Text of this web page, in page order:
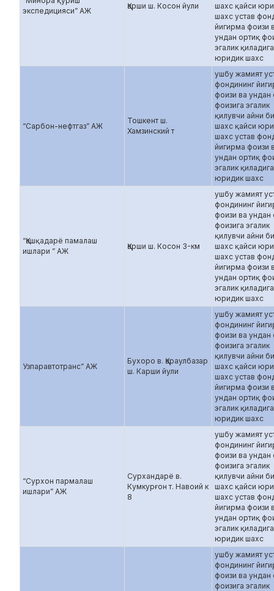
экспедицияси” АЖ
Қарши ш. Косон йули
шахс қайси
шахс устав
йигирма фоизи
ундан ортиқ
эгалик
юридик шахс
“Сарбон-нефтгаз” АЖ
Тошкент ш.
Хамзинский т
ушбу жамият
фондининг
фоизи ва ундан
фоизига эгалик
қилувчи айни
шахс қайси
шахс устав
йигирма фоизи
ундан ортиқ
эгалик
юридик шахс
“Қашқадарё памалаш
ишлари ” АЖ
Қарши ш. Косон 3-км
ушбу жамият
фондининг
фоизи ва ундан
фоизига эгалик
қилувчи айни
шахс қайси
шахс устав
йигирма фоизи
ундан ортиқ
эгалик
юридик шахс
Узпаравтотранс” АЖ
Бухоро в. Қараулбазар
ш. Карши йули
ушбу жамият
фондининг
фоизи ва ундан
фоизига эгалик
қилувчи айни
шахс қайси
шахс устав
йигирма фоизи
ундан ортиқ
эгалик
юридик шахс
“Сурхон пармалаш
ишлари” АЖ
Сурхандарё в.
Кумкурғон т. Навоий к
8
ушбу жамият
фондининг
фоизи ва ундан
фоизига эгалик
қилувчи айни
шахс қайси
шахс устав
йигирма фоизи
ундан ортиқ
эгалик
юридик шахс
ушбу жамият
фондининг
фоизи ва ундан
фоизига эгалик